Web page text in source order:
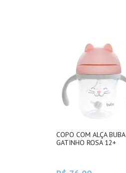
COPO COM ALÇA BUBA
GATINHO ROSA 12+